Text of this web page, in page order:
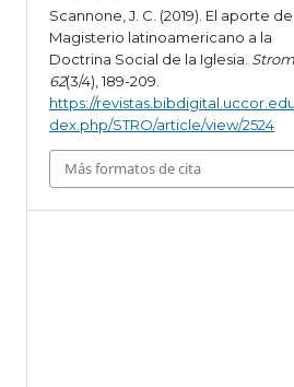
Scannone, J. C. (2019). El aporte del
Magisterio latinoamericano a la
Doctrina Social de la Iglesia.
62(3/4), 189-209.
https://
dex.php/STRO/article/view/2524
Más formatos de cita